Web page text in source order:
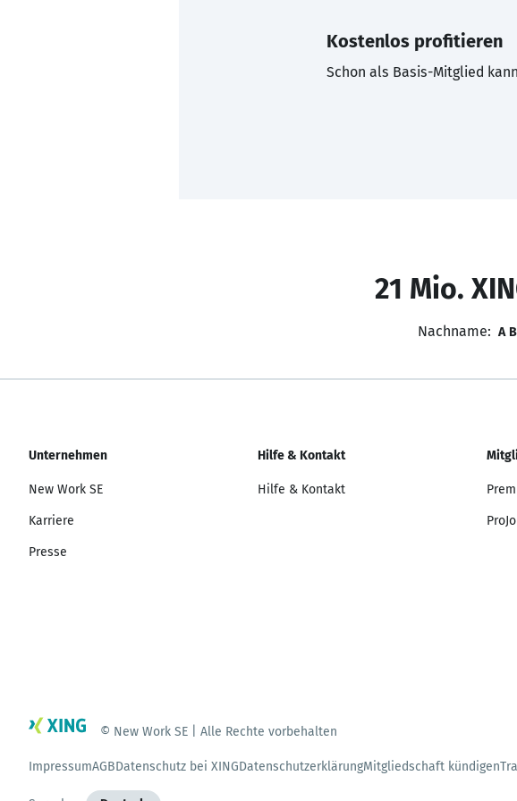
Kostenlos profitieren
Schon als Basis-Mitglied
21 Mio.
Nachname: A B
Unternehmen
New Work SE
Karriere
Presse
Hilfe & Kontakt
Hilfe & Kontakt
© New Work SE | Alle Rechte vorbehalten
ImpressumAGBDatenschutz bei XINGDatenschutzerklärungMitgliedschaft kündigen